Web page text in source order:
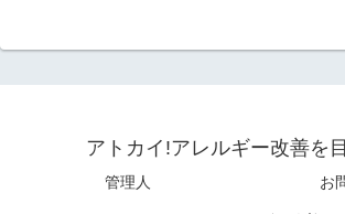
アトカイ!アレルギー改善を
管理人 お